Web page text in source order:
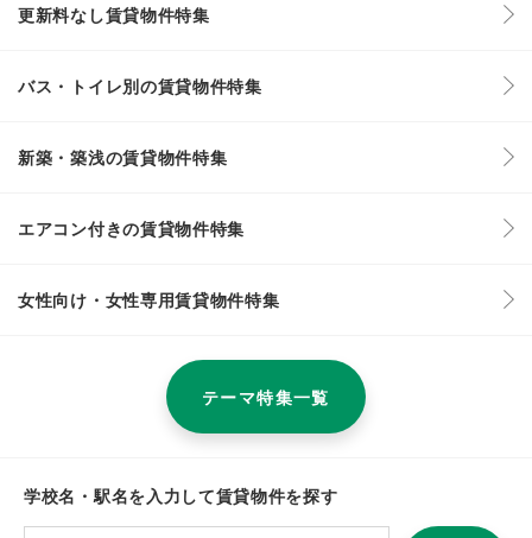
更新料なし賃貸物件特集
バス・トイレ別の賃貸物件特集
新築・築浅の賃貸物件特集
エアコン付きの賃貸物件特集
女性向け・女性専用賃貸物件特集
テーマ特集一覧
学校名・駅名を入力して賃貸物件を探す